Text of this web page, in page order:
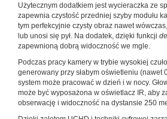
Użytecznym dodatkiem jest wycieraczka ze
zapewnia czystość przedniej szyby modułu
tym perfekcyjnie czysty obraz nawet
lub unosi się pył. Na dodatek, dzięki funkcji
zapewnioną dobrą widoczność we mgle.
Podczas pracy kamery w trybie wysokiej
generowany przy słabym oświetleniu (nawet
system może pracować w dzień i w nocy.
może być wyposażona w oświetlacz IR, aby
obserwację i widoczność na dystansie 250